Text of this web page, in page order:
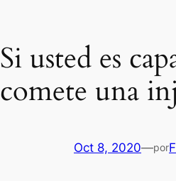
Si usted es
comete una
Oct 8, 2020—por